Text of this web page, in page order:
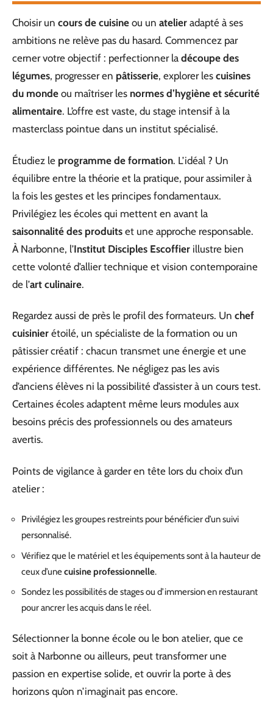
Choisir un cours de cuisine ou un atelier adapté à ses
ambitions ne relève pas du hasard. Commencez par
cerner votre objectif : perfectionner la découpe des
légumes, progresser en pâtisserie, explorer les cuisines
du monde ou maîtriser les normes d’hygiène et sécurité
alimentaire. L’offre est vaste, du stage intensif à la
masterclass pointue dans un institut spécialisé.
Étudiez le programme de formation. L’idéal ? Un
équilibre entre la théorie et la pratique, pour assimiler à
la fois les gestes et les principes fondamentaux.
Privilégiez les écoles qui mettent en avant la
saisonnalité des produits et une approche responsable.
À Narbonne, l’Institut Disciples Escoffier illustre bien
cette volonté d’allier technique et vision contemporaine
de l’art culinaire.
Regardez aussi de près le profil des formateurs. Un chef
cuisinier étoilé, un spécialiste de la formation ou un
pâtissier créatif : chacun transmet une énergie et une
expérience différentes. Ne négligez pas les avis
d’anciens élèves ni la possibilité d’assister à un cours test.
Certaines écoles adaptent même leurs modules aux
besoins précis des professionnels ou des amateurs
avertis.
Points de vigilance à garder en tête lors du choix d’un
atelier :
Privilégiez les groupes restreints pour bénéficier d’un suivi
personnalisé.
Vérifiez que le matériel et les équipements sont à la hauteur de
ceux d’unecuisine professionnelle.
Sondez les possibilités de stages ou d’immersion en restaurant
pour ancrer les acquis dans le réel.
Sélectionner la bonne école ou le bon atelier, que ce
soit à Narbonne ou ailleurs, peut transformer une
passion en expertise solide, et ouvrir la porte à des
horizons qu’on n’imaginait pas encore.